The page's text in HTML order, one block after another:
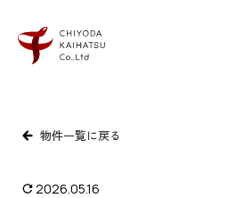
物件一覧に戻る
2026.05.16